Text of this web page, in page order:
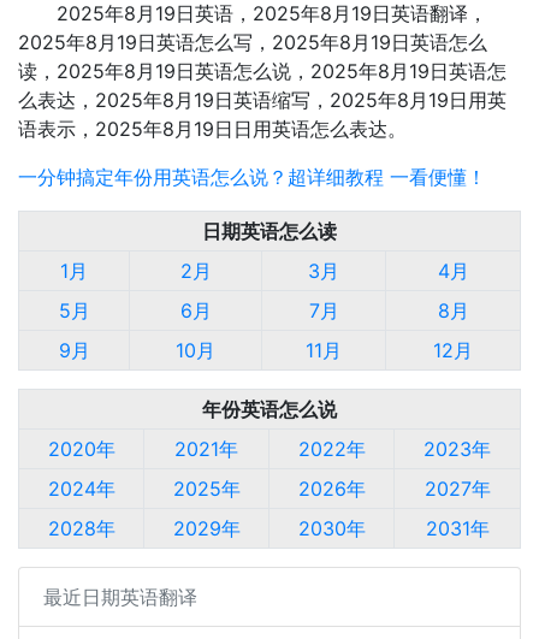
2025年8月19日英语，2025年8月19日英语翻译，
2025年8月19日英语怎么写，2025年8月19日英语怎么
读，2025年8月19日英语怎么说，2025年8月19日英语怎
么表达，2025年8月19日英语缩写，2025年8月19日用英
语表示，2025年8月19日日用英语怎么表达。
一分钟搞定年份用英语怎么说？超详细教程 一看便懂！
日期英语怎么读
1月
2月 3月
4月
5月
6月 7月
8月
9月
10月 11月 12月
年份英语怎么说
2020年
2021年 2022年
2023年
2024年
2025年 2026年
2027年
2028年
2029年 2030年 2031年
最近日期英语翻译